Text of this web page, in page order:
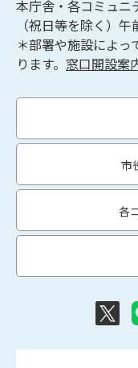
本庁舎・各コミュニ
（祝日等を除く）
＊部署や施設によ
ります。 窓口開設案
市
各